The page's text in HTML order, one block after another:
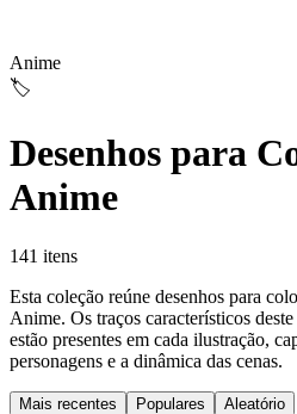
Anime
🏷️
Desenhos para
Anime
141 itens
Esta coleção reúne desenhos para
Anime. Os traços característicos
estão presentes em cada ilustração,
personagens e a dinâmica das cenas.
Mais recentes Populares Aleatório